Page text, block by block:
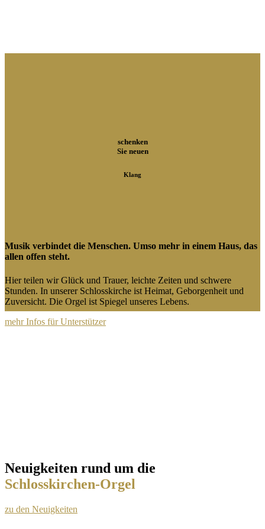
schenken
Sie neuen
Klang
Musik verbindet die Menschen. Umso mehr in einem Haus, das
allen offen steht.
Hier teilen wir Glück und Trauer, leichte Zeiten und schwere
Stunden. In unserer Schlosskirche ist Heimat, Geborgenheit und
Zuversicht. Die Orgel ist Spiegel unseres Lebens.
mehr Infos für Unterstützer
Neuigkeiten rund um die
Schlosskirchen-Orgel
zu den Neuigkeiten